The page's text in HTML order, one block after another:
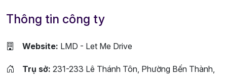
Thông tin công ty
Website: LMD - Let Me Drive
Trụ sở: 231-233 Lê Thánh Tôn, Phường Bến Thành,